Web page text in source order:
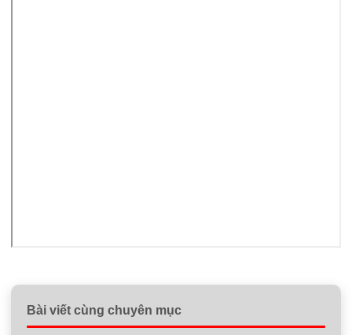
Bài viết cùng chuyên mục